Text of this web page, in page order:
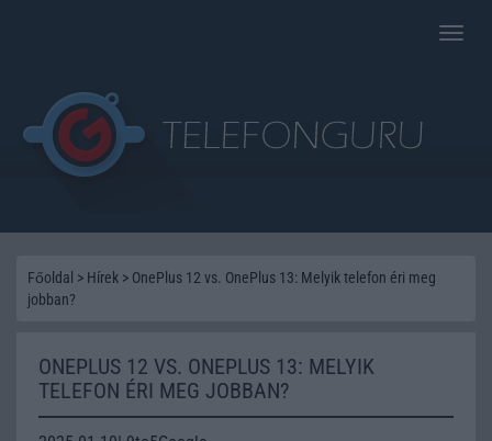
Toggle
Főoldal > Hírek > OnePlus 12 vs. OnePlus 13: Melyik telefon éri meg
jobban?
ONEPLUS 12 VS. ONEPLUS 13: MELYIK
TELEFON ÉRI MEG JOBBAN?